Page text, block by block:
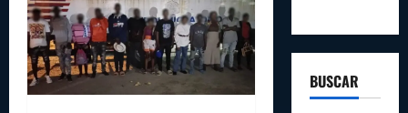
BUSCAR